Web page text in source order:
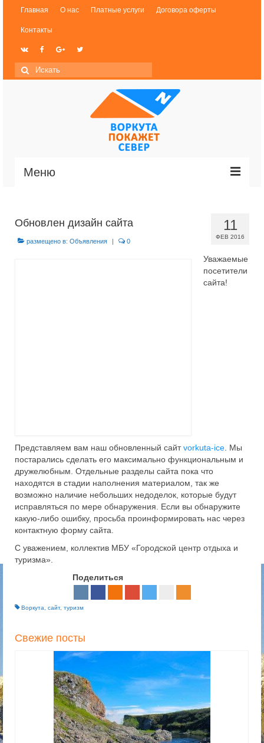
Главная О нас Платные услуги Договора оферты
Контакты
Меню
История Воркуты 11
ФЕВ 2016
Обновлен дизайн сайта
размещено в: Объявления | 0
Уважаемые
посетители
сайта!
Представляем вам наш обновленный сайтvorkuta-ice . Мы
постарались сделать его максимально функциональным и
дружелюбным. Отдельные разделы сайта пока что
находятся в стадии наполнения материалом, так же
возможно наличие небольших недоделок, которые будут
исправляться по мере обнаружения. Если вы обнаружите
какую-либо ошибку, просьба проинформировать нас через
контактную форму сайта.
С уважением, коллектив МБУ «Городской центр отдыха и
туризма».
Поделиться
Воркута сайт, туризм
Свежие посты